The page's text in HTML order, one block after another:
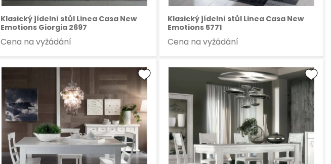
Klasický jídelní stůl Linea Casa New
Emotions Giorgia 2697
Cena na vyžádání
Klasický jídelní stůl Linea Casa New
Emotions 5771
Cena na vyžádání